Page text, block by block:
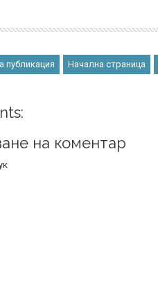
публикация Начална страница
на коментар